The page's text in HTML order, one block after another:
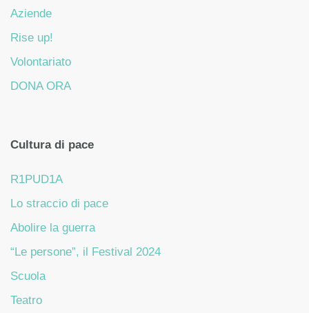
Aziende
Rise up!
Volontariato
DONA ORA
Cultura di pace
R1PUD1A
Lo straccio di pace
Abolire la guerra
“Le persone”, il Festival 2024
Scuola
Teatro